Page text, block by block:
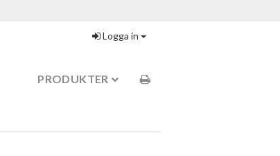
Logga in
PRODUKTER